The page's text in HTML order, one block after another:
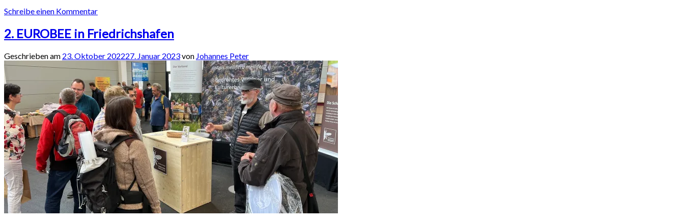
Schreibe einen Kommentar
2. EUROBEE in Friedrichshafen
Geschrieben am 23. Oktober 202227. Januar 2023von Johannes Peter